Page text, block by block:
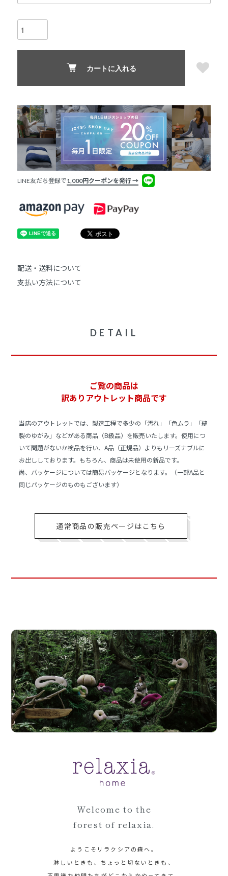
カートに入れる
LINE友だち登録で1,000円クーポンを発行 →
配送・送料について
支払い方法について
DETAIL
ご覧の商品は
訳ありアウトレット商品です
当店のアウトレットでは、製造工程で多少の「汚れ」「色ムラ」「縫
製のゆがみ」などがある商品（B級品）を販売いたします。使用につ
いて問題がないか検品を行い、A品（正規品）よりもリーズナブルに
お出ししております。もちろん、商品は未使用の新品です。
尚、パッケージについては簡易パッケージとなります。（一部A品と
同じパッケージのものもございます）
通常商品の販売ページはこちら
Welcome to the
forest of relaxia.
ようこそリラクシアの森へ。
淋しいときも、ちょっと切ないときも、